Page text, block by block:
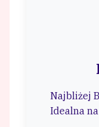
Najbliżej
Idealna